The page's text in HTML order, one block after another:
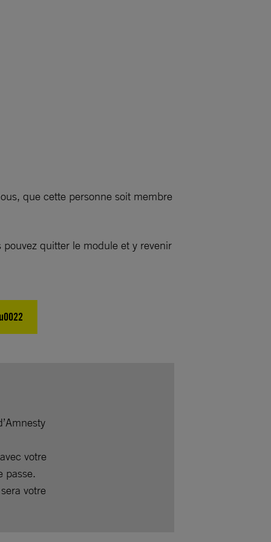
que cette personne soit membre
quitter le module et y revenir
votre
passe.
votre